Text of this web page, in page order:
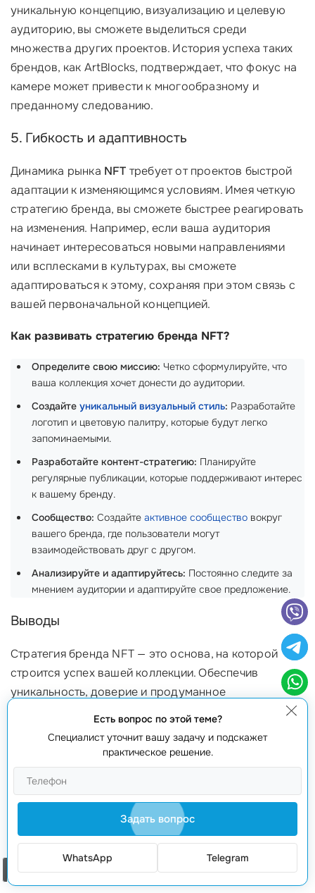
уникальную концепцию, визуализацию и целевую
аудиторию, вы сможете выделиться среди
множества других проектов. История успеха таких
брендов, как ArtBlocks, подтверждает, что фокус на
камере может привести к многообразному и
преданному следованию.
5. Гибкость и адаптивность
Динамика рынка NFT требует от проектов быстрой
адаптации к изменяющимся условиям. Имея четкую
стратегию бренда, вы сможете быстрее реагировать
на изменения. Например, если ваша аудитория
начинает интересоваться новыми направлениями
или всплесками в культурах, вы сможете
адаптироваться к этому, сохраняя при этом связь с
вашей первоначальной концепцией.
Как развивать стратегию бренда NFT?
Определите свою миссию: Четко сформулируйте, что
ваша коллекция хочет донести до аудитории.
Создайте уникальный визуальный стиль: Разработайте
логотип и цветовую палитру, которые будут легко
запоминаемыми.
Разработайте контент-стратегию: Планируйте
регулярные публикации, которые поддерживают интерес
к вашему бренду.
Сообщество: Создайте активное сообщество вокруг
вашего бренда, где пользователи могут
взаимодействовать друг с другом.
Анализируйте и адаптируйтесь: Постоянно следите за
мнением аудитории и адаптируйте свое предложение.
Выводы
Стратегия бренда NFT — это основа, на которой
строится успех вашей коллекции. Обеспечив
уникальность, доверие и продуманное
фундамент для долгосрочного успеха. Если вас
разработка стратегиибренда для вашей
коллекции NFT, звоните нам по номеру+373 601 066
или переходите на сайт
профессиональные специалистыс 20-летним
опытом помогут вам создать уникальный и
запоминающийся бренд!
Часто задаваемые вопросы
Есть вопрос по этой теме?
Специалист уточнит вашу задачу и подскажет
практическое решение.
Задать вопрос
WhatsApp Telegram
Заказать звонок